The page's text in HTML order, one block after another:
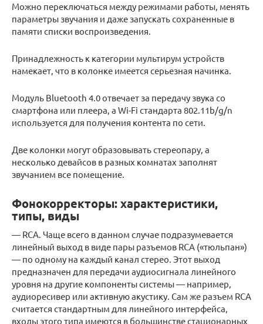
Можно переключаться между режимами работы, менять
параметры звучания и даже запускать сохраненные в
памяти списки воспроизведения.
Принадлежность к категории мультирум устройств
намекает, что в колонке имеется серьезная начинка.
Модуль Bluetooth 4.0 отвечает за передачу звука со
смартфона или плеера, а Wi-Fi стандарта 802.11b/g/n
используется для получения контента по сети.
Две колонки могут образовывать стереопару, а
несколько девайсов в разных комнатах заполнят
звучанием все помещение.
Фонокорректоры: характеристики,
типы, виды
— RCA. Чаще всего в данном случае подразумевается
линейный выход в виде пары разъемов RCA («тюльпан»)
— по одному на каждый канал стерео. Этот выход
предназначен для передачи аудиосигнала линейного
уровня на другие компоненты системы — например,
аудиоресивер или активную акустику. Сам же разъем RCA
считается стандартным для линейного интерфейса,
входы этого типа имеются в большинстве стационарных